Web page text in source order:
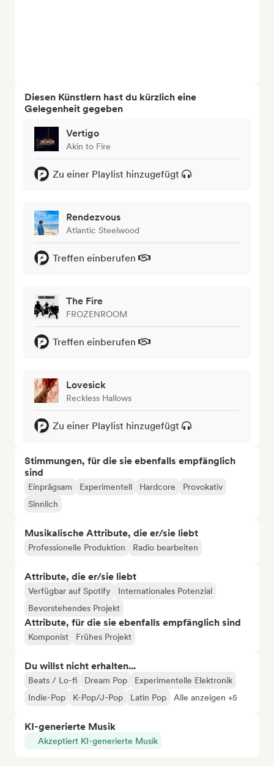
Diesen Künstlern hast du kürzlich eine
Gelegenheit gegeben
Vertigo
Akin to Fire
Zu einer Playlist hinzugefügt
Rendezvous
Atlantic Steelwood
Treffen einberufen
The Fire
FROZENROOM
Treffen einberufen
Lovesick
Reckless Hallows
Zu einer Playlist hinzugefügt
Stimmungen, für die sie ebenfalls empfänglich
sind
Einprägsam Experimentell Hardcore
Provokativ
Sinnlich
Musikalische Attribute, die er/sie liebt
Professionelle Produktion Radio bearbeiten
Attribute, die er/sie liebt
Verfügbar auf Spotify
Internationales Potenzial
Bevorstehendes Projekt
Attribute, für die sie ebenfalls empfänglich sind
Komponist Frühes Projekt
Du willst nicht erhalten...
Beats / Lo-fi Dream Pop
Experimentelle Elektronik
Indie-Pop
K-Pop/J-Pop Latin Pop Alle anzeigen +5
KI-generierte Musik
Akzeptiert KI-generierte Musik